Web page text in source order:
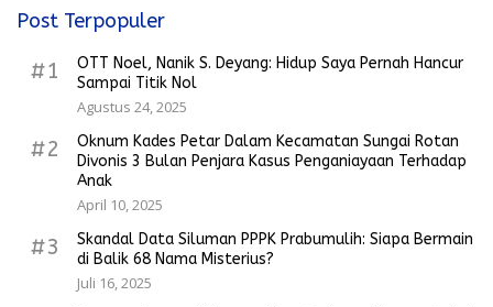
Post Terpopuler
#1
OTT Noel, Nanik S. Deyang: Hidup Saya Pernah Hancur
Sampai Titik Nol
Agustus 24, 2025
#2
Oknum Kades Petar Dalam Kecamatan Sungai Rotan
Divonis 3 Bulan Penjara Kasus Penganiayaan Terhadap
Anak
April 10, 2025
#3
Skandal Data Siluman PPPK Prabumulih: Siapa Bermain
di Balik 68 Nama Misterius?
Juli 16, 2025